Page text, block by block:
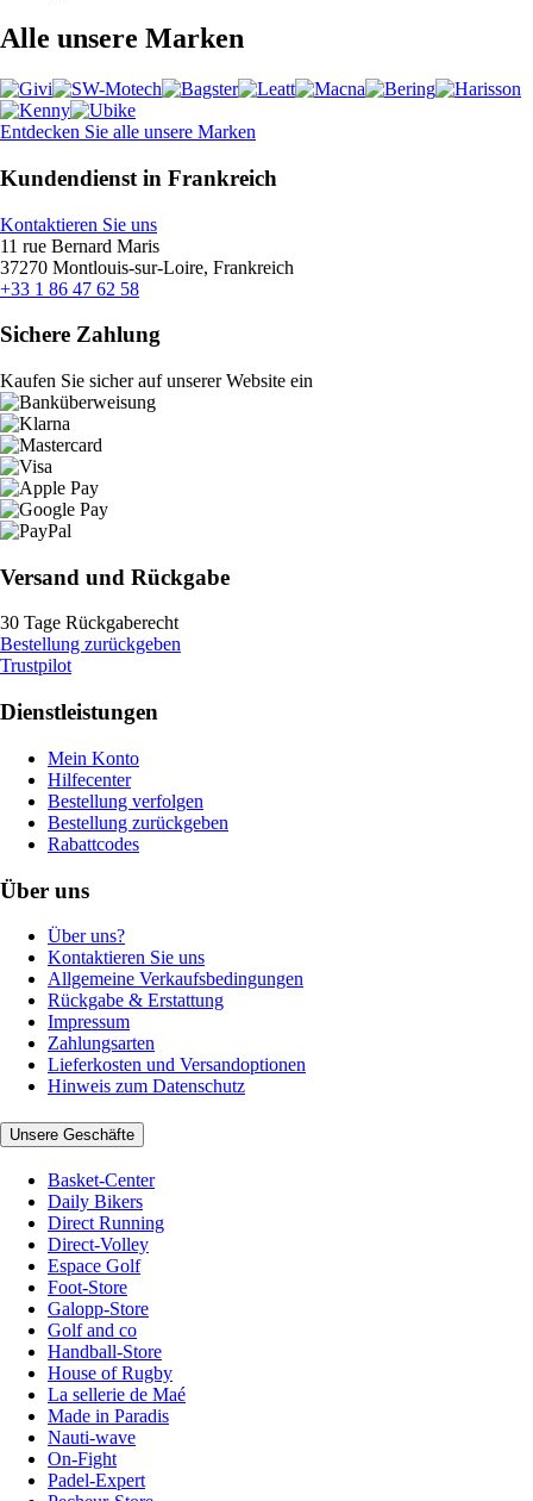
Alle unsere Marken
Entdecken Sie alle unsere Marken
Kundendienst in Frankreich
Kontaktieren Sie uns
11 rue Bernard Maris
37270 Montlouis-sur-Loire, Frankreich
+33 1 86 47 62 58
Sichere Zahlung
Kaufen Sie sicher auf unserer Website ein
Versand und Rückgabe
30 Tage Rückgaberecht
Bestellung zurückgeben
Trustpilot
Dienstleistungen
Mein Konto
Hilfecenter
Bestellung verfolgen
Bestellung zurückgeben
Rabattcodes
Über uns
Über uns?
Kontaktieren Sie uns
Allgemeine Verkaufsbedingungen
Rückgabe & Erstattung
Impressum
Zahlungsarten
Lieferkosten und Versandoptionen
Hinweis zum Datenschutz
Unsere Geschäfte
Basket-Center
Daily Bikers
Direct Running
Direct-Volley
Espace Golf
Foot-Store
Galopp-Store
Golf and co
Handball-Store
House of Rugby
La sellerie de Maé
Made in Paradis
Nauti-wave
On-Fight
Padel-Expert